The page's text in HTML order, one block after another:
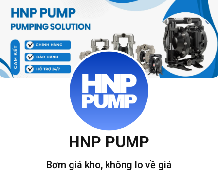
qua
dung
HNP PUMP
Bơm giá kho, không lo về giá